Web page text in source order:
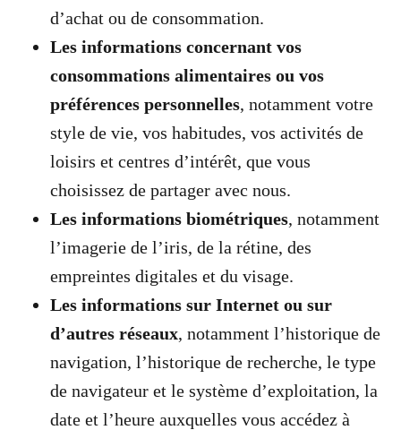
d’achat ou de consommation.
Les informations concernant vos
consommations alimentaires ou vos
préférences personnelles, notamment votre
style de vie, vos habitudes, vos activités de
loisirs et centres d’intérêt, que vous
choisissez de partager avec nous.
Les informations biométriques, notamment
l’imagerie de l’iris, de la rétine, des
empreintes digitales et du visage.
Les informations sur Internet ou sur
d’autres réseaux, notamment l’historique de
navigation, l’historique de recherche, le type
de navigateur et le système d’exploitation, la
date et l’heure auxquelles vous accédez à